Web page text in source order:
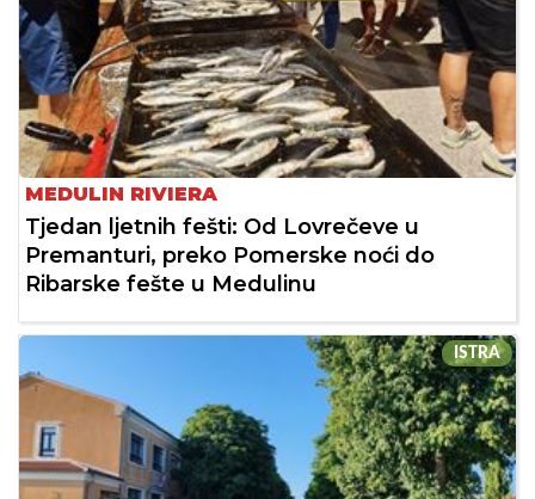
MEDULIN RIVIERA
Tjedan ljetnih fešti: Od Lovrečeve u
Premanturi, preko Pomerske noći do
Ribarske fešte u Medulinu
ISTRA